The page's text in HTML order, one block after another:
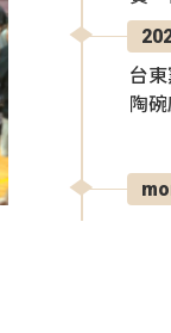
台
陶